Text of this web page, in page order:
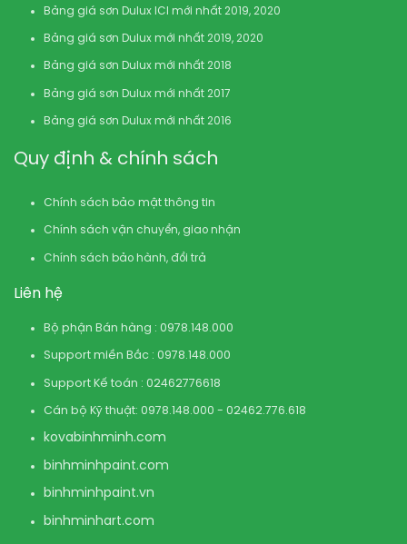
Bảng giá sơn Dulux ICI mới nhất 2019, 2020
Bảng giá sơn Dulux mới nhất 2019, 2020
Bảng giá sơn Dulux mới nhất 2018
Bảng giá sơn Dulux mới nhất 2017
Bảng giá sơn Dulux mới nhất 2016
Quy định & chính sách
Chính sách bảo mật thông tin
Chính sách vận chuyển, giao nhận
Chính sách bảo hành, đổi trả
Liên hệ
Bộ phận Bán hàng : 0978.148.000
Support miền Bắc : 0978.148.000
Support Kế toán : 02462776618
Cán bộ Kỹ thuật: 0978.148.000 - 02462.776.618
kovabinhminh.com
binhminhpaint.com
binhminhpaint.vn
binhminhart.com